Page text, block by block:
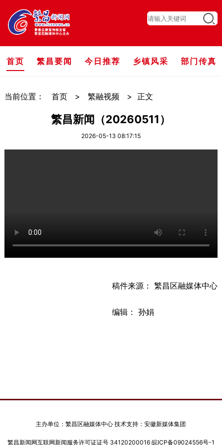
首页 繁昌要闻 今日推荐 乡镇风采 部门传真
当前位置： 首页 > 繁融视频 > 正文
繁昌新闻（20260511）
2026-05-13 08:17:15
稿件来源： 繁昌区融媒体中心
编辑： 孙娟
主办单位：繁昌区融媒体中心 技术支持：安徽新媒体集团
繁昌新闻网互联网新闻服务许可证证号 34120200016 皖ICP备09024556号-1